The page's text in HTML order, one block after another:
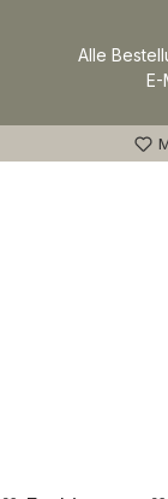
Alle
E-